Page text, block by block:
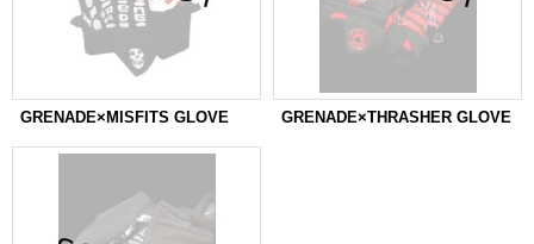
GRENADE×MISFITS GLOVE GRENADE×THRASHER GLOVE